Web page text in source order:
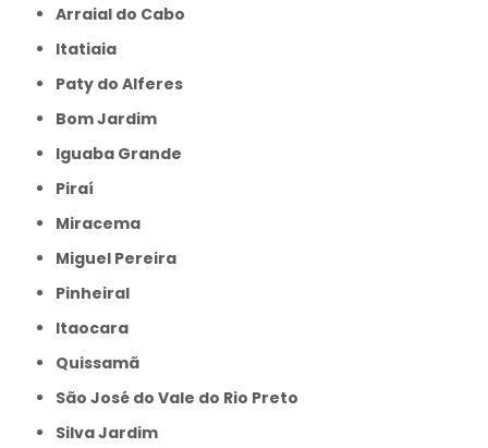
Arraial do Cabo
Itatiaia
Paty do Alferes
Bom Jardim
Iguaba Grande
Piraí
Miracema
Miguel Pereira
Pinheiral
Itaocara
Quissamã
São José do Vale do Rio Preto
Silva Jardim